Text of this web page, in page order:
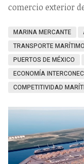
comercio exterior
MARINA MERCANTE
TRANSPORTE MARÍTIMO
PUERTOS DE MÉXICO
ECONOMÍA
COMPETITIVIDAD